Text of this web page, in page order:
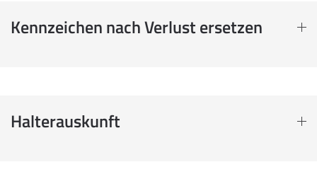
Kennzeichen nach Verlust ersetzen
Halterauskunft